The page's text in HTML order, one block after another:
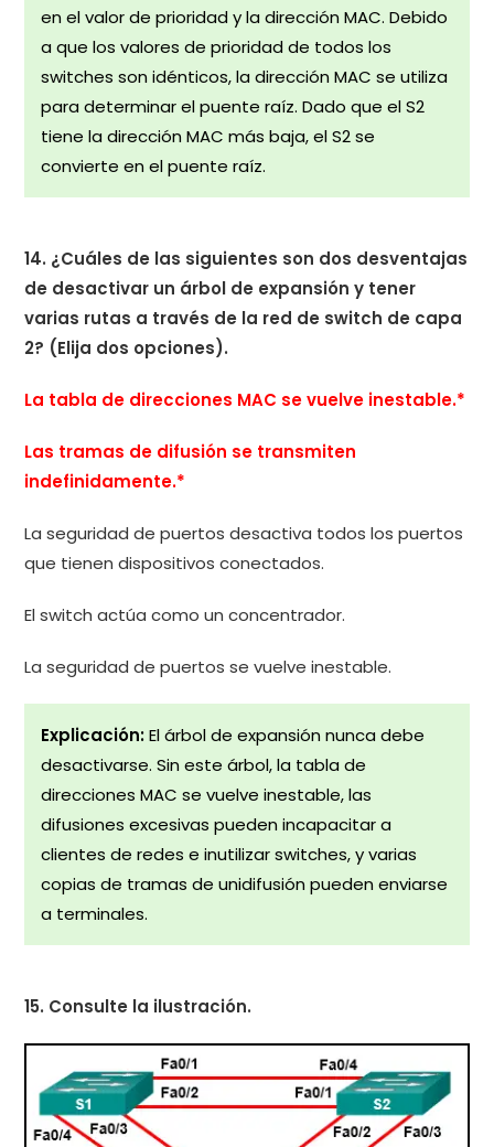
en el valor de prioridad y la dirección MAC. Debido
a que los valores de prioridad de todos los
switches son idénticos, la dirección MAC se utiliza
para determinar el puente raíz. Dado que el S2
tiene la dirección MAC más baja, el S2 se
convierte en el puente raíz.
14. ¿Cuáles de las siguientes son dos desventajas
de desactivar un árbol de expansión y tener
varias rutas a través de la red de switch de capa
2? (Elija dos opciones).
La tabla de direcciones MAC se vuelve inestable.*
Las tramas de difusión se transmiten
indefinidamente.*
La seguridad de puertos desactiva todos los puertos
que tienen dispositivos conectados.
El switch actúa como un concentrador.
La seguridad de puertos se vuelve inestable.
Explicación:El árbol de expansión nunca debe
desactivarse. Sin este árbol, la tabla de
direcciones MAC se vuelve inestable, las
difusiones excesivas pueden incapacitar a
clientes de redes e inutilizar switches, y varias
copias de tramas de unidifusión pueden enviarse
a terminales.
15. Consulte la ilustración.